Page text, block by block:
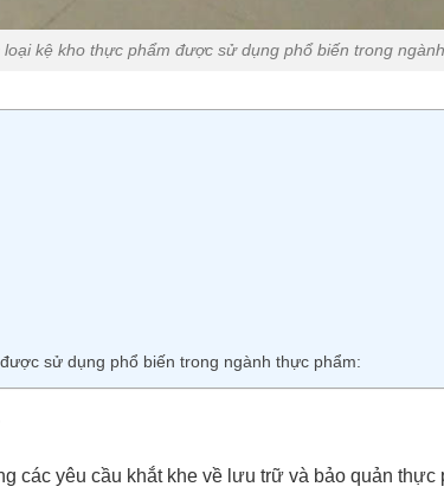
loại kệ kho thực phẩm được sử dụng phổ biến trong ngành
sử dụng phổ biến trong ngành thực phẩm:
các yêu cầu khắt khe về lưu trữ và bảo quản